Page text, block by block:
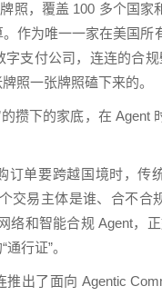
照，覆盖 100 多个国家
作为唯一一家在美国所
字支付公司，连连的合
照一张牌照磕下来的。
攒下的家底，在 Agent
订单要跨越国境时，传
交易主体是谁、合不合
络和智能合规 Agent，
行证”。
推出了面向 Agentic